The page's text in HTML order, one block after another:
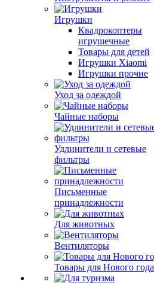
Игрушки
Квадрокоптеры
игрушечные
Товары для детей
Игрушки Xiaomi
Игрушки прочие
Уход за одеждой
Чайные наборы
Удлинители и сетевые
фильтры
Письменные
принадлежности
Для животных
Вентиляторы
Товары для Нового года